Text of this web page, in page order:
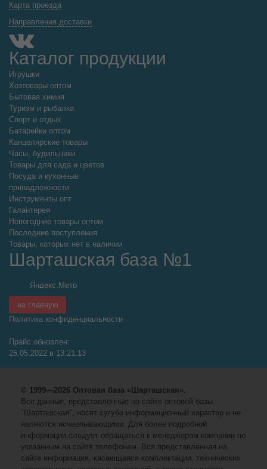
Карта проезда
Направления доставки
Каталог продукции
Игрушки
Хозтовары оптом
Бытовая химия
Туризм и рыбалка
Спорт и отдых
Батарейки оптом
Канцелярские товары
Часы, будильники
Товары для сада и цветов
Посуда и кухонные
принадлежности
Инструменты опт
Галантерея
Новогодние товары оптом
Последние поступления
Товары, которых нет в наличии
Шарташская база №1
на главную
Политика конфиденциальности
Прайс обновлен:
25.05.2022 в 13:21:13
© 1999—2026 Оптовая база «Шарташская».
Все данные, представленные на сайте оптовой базы
"Шарташская", носят сугубо информационный характер и не
являются исчерпывающими. Для более подробной
информации следует обращаться к менеджерам компании по
указанным на сайте телефонам. Вся представленная на
сайте информация, касающаяся комплектации, технических